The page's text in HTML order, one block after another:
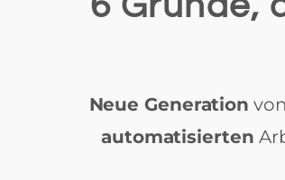
Neue Generation von
automatisierten